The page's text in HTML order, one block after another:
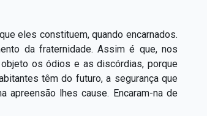
eles constituem, quando encarnados.
da fraternidade. Assim é que, nos
os ódios e as discórdias, porque
têm do futuro, a segurança que
apreensão lhes cause. Encaram-na de